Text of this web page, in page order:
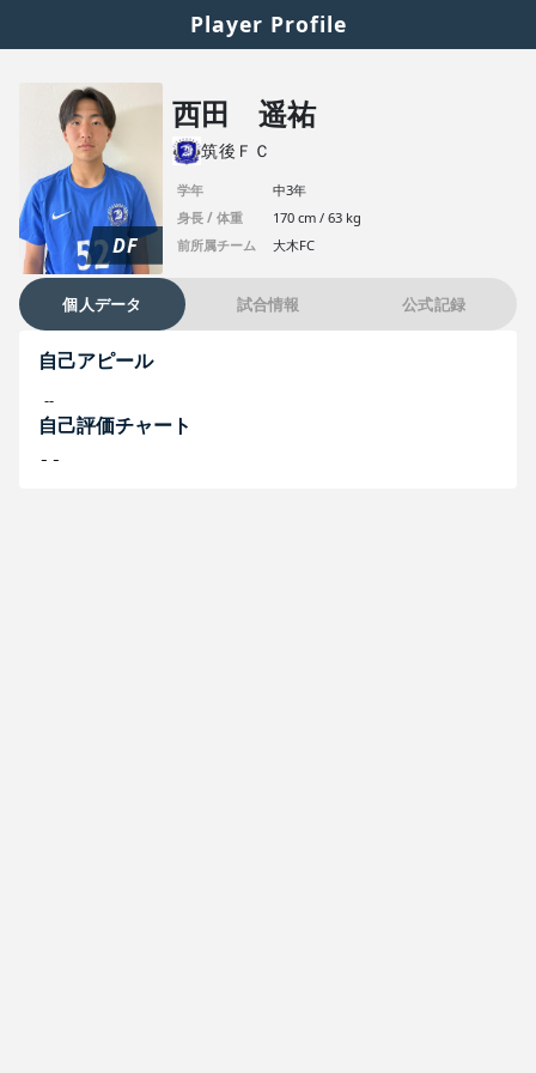
Player Profile
DF
西田 遥祐
筑後ＦＣ
学年
中3年
身長 / 体重
170 cm / 63 kg
前所属チーム
大木FC
個人データ 試合情報 公式記録
自己アピール
--
自己評価チャート
--